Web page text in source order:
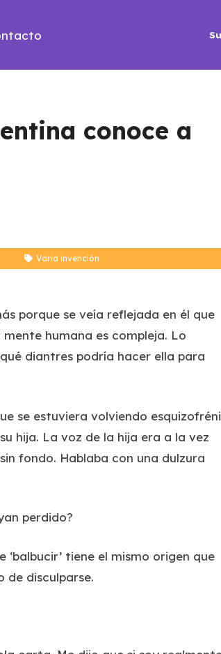
conoce a
Varia invención
porque se veía reflejada en él que
humana es compleja. Lo
diantres podría hacer ella para
se estuviera volviendo
hija. La voz de la hija era a la vez
fondo. Hablaba con una dulzura
perdido?
tiene el mismo origen que
de disculparse.